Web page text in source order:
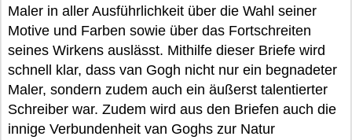
Maler in aller Ausführlichkeit über die Wahl seiner
Motive und Farben sowie über das Fortschreiten
seines Wirkens auslässt. Mithilfe dieser Briefe wird
schnell klar, dass van Gogh nicht nur ein begnadeter
Maler, sondern zudem auch ein äußerst talentierter
Schreiber war. Zudem wird aus den Briefen auch die
innige Verbundenheit van Goghs zur Natur